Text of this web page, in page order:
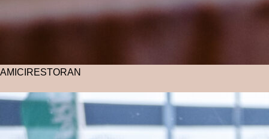
AMICI RESTORAN